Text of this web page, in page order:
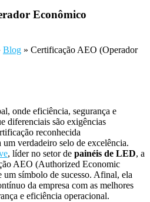
Econômico
Blog » Certificação AEO (Operador
onde eficiência, segurança e
diferenciais são exigências
reconhecida
verdadeiro selo de excelência.
, líder no setor de painéis de LED, a
AEO (Authorized Economic
um símbolo de sucesso. Afinal, ela
da empresa com as melhores
e eficiência operacional.